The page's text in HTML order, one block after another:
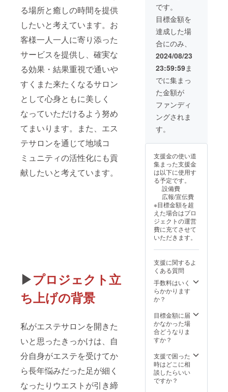
る場所と癒しの時間を提供
したいと考えています。お
客様一人一人に寄り添った
サービスを提供し、確実な
る効果・結果重視で通いや
すくまた来たくなるサロン
として心身ともに美しく
なっていただけるよう努め
てまいります。また、エス
テサロンを通じて地域コ
ミュニティの活性化にも貢
献したいと考えています。
▶プロジェクト立
ち上げの背景
私がエステサロンを開きた
いと思ったきっかけは、自
分自身がエステを受けてか
ら長年悩みだった足が細く
なったりウエストが引き締
を促進し痩
せ易い体質
へと変えて
いぎます。
LULUONに
は、ダイ
エット・妊
活・温活と
いった特徴
があり、内
側からデ
トックスを
排出し自律
神経の乱れ
を整えて綺
麗にしてい
く特徴があ
ります。そ
れによって
不妊症解
消、お肌が
綺麗になっ
細くなって
いく等の特
徴があるの
で良い効果
が表れま
す。
LULUONで
温めた身体
を更にカッ
サでデトッ
クスを排出
ります。ご予約
させて頂いた際
に場所を提示さ
せて頂きます。
・御来店の際に
スタッフにクラ
ウドファンディ
ングで支援をし
た旨をお声掛け
ください。
です。
目標金額を
達成した場
合にのみ、
2024/08/23
23:59:59ま
でに集まっ
た金額が
ファンディ
ングされま
す。
支援金の使い道
集まった支援金
は以下に使用す
る予定です。
設備費
広報/宣伝費
※目標金額を超
えた場合はプロ
ジェクトの運営
費に充てさせて
いただきます。
支援に関するよ
くある質問
手数料はいく
らかかります
か？
目標金額に届
かなかった場
合どうなりま
すか？
支援で困った
時はどこに相
談したらいい
ですか？